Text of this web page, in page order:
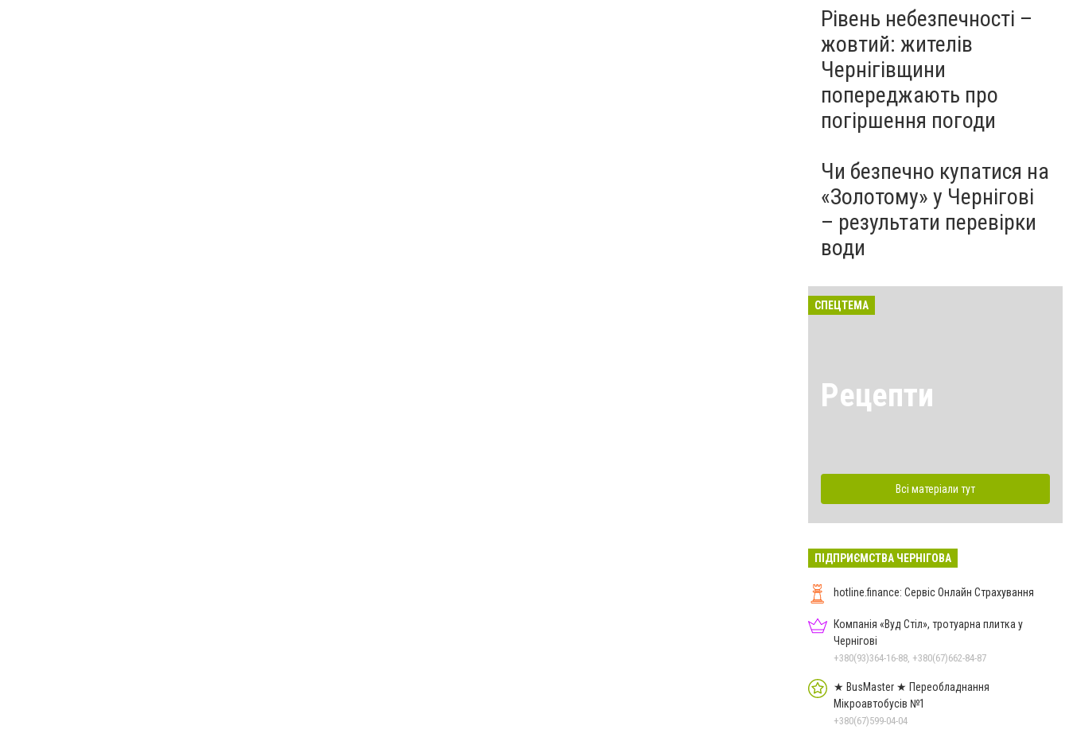
Рівень небезпечності –
жовтий: жителів
Чернігівщини
попереджають про
погіршення погоди
Чи безпечно купатися на
«Золотому» у Чернігові
– результати перевірки
води
СПЕЦТЕМА
Рецепти
Всі матеріали тут
ПІДПРИЄМСТВА ЧЕРНІГОВА
hotline.finance: Сервіс Онлайн Страхування
Компанія «Вуд Стіл», тротуарна плитка у
Чернігові
+380(93)364-16-88, +380(67)662-84-87
★ BusMaster ★ Переобладнання
Мікроавтобусів №1
+380(67)599-04-04